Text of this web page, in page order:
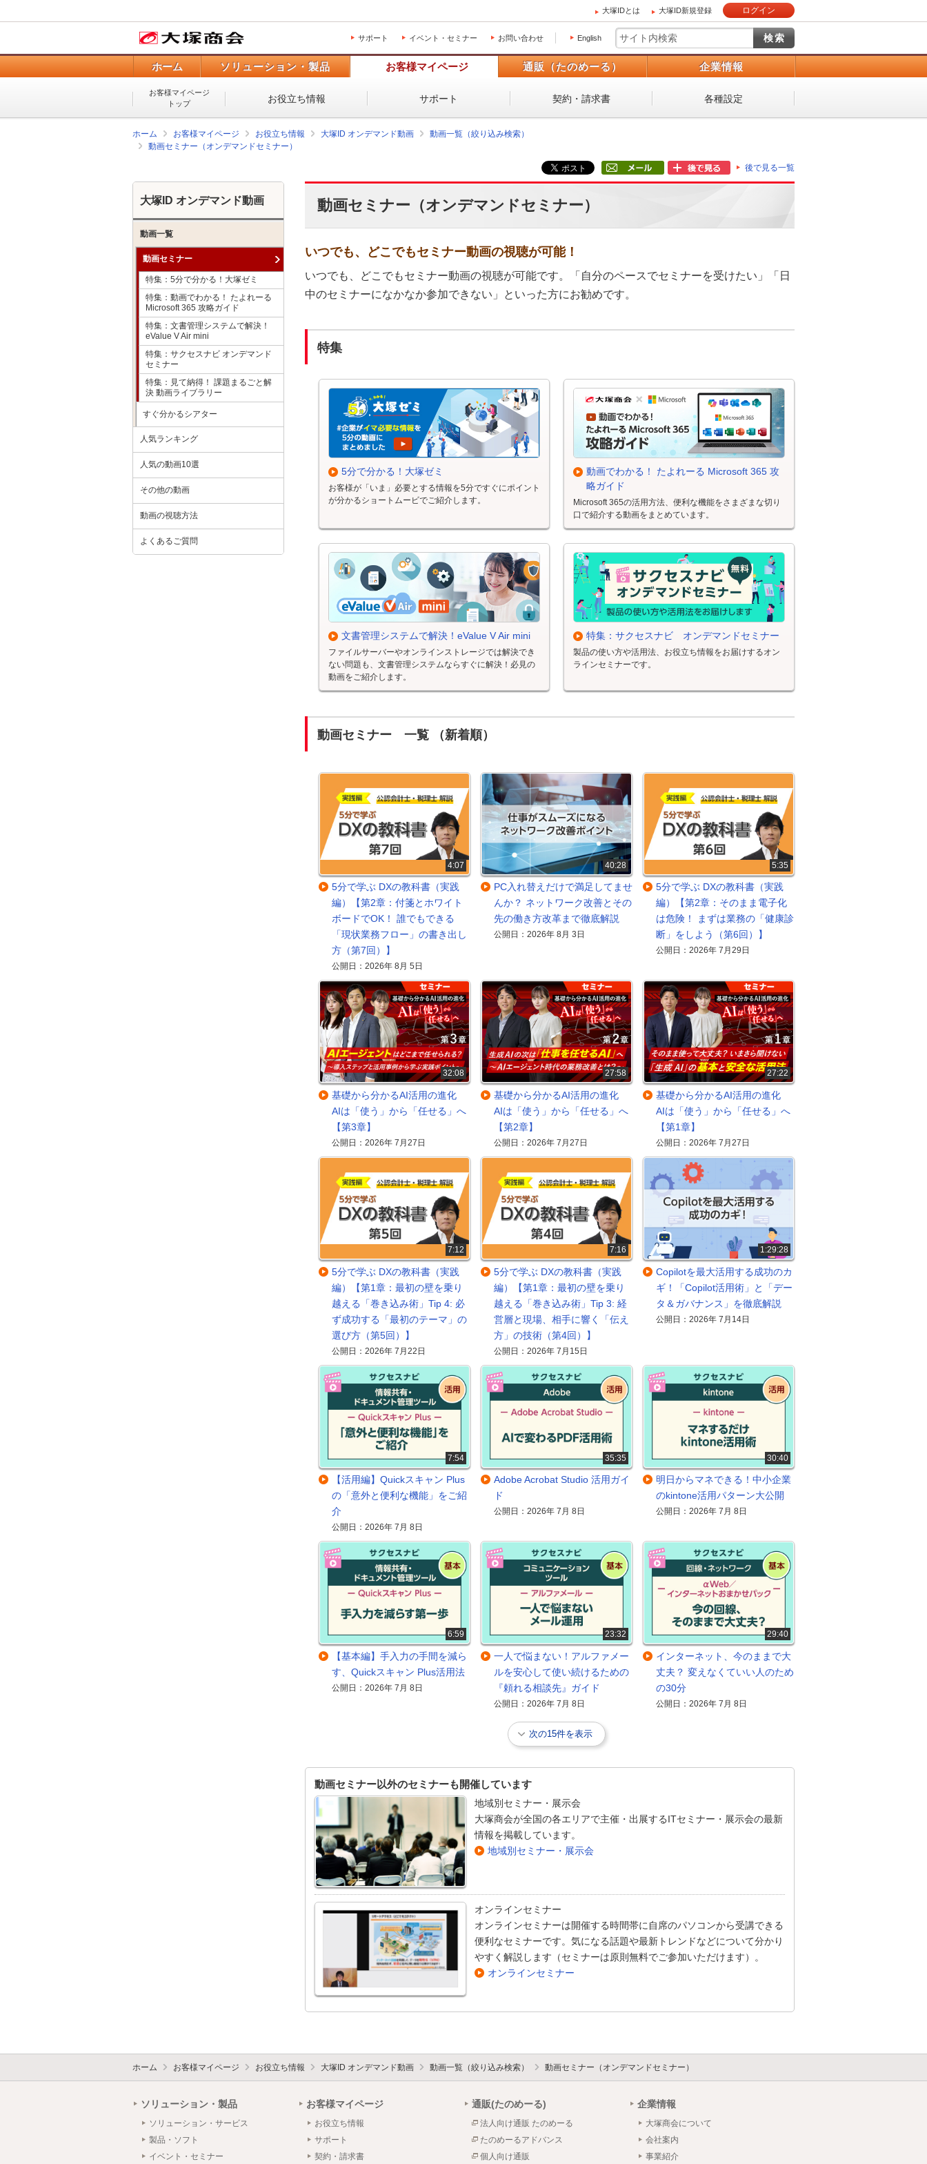
大塚IDとは 大塚ID新規登録 ログイン
サポート イベント・セミナー お問い合わせ English
ホーム ソリューション・製品 お客様マイページ 通販（たのめーる） 企業情報
お客様マイページ
トップ
お役立ち情報 サポート 契約・請求書 各種設定
ホーム お客様マイページ お役立ち情報 大塚ID オンデマンド動画
動画一覧（絞り込み検索）
動画セミナー（オンデマンドセミナー）
後で見る一覧
動画セミナー（オンデマンドセミナー）
いつでも、どこでもセミナー動画の視聴が可能！
いつでも、どこでもセミナー動画の視聴が可能です。「自分のペースでセミナーを受けたい」「日
中のセミナーになかなか参加できない」といった方にお勧めです。
特集
5分で分かる！大塚ゼミ
お客様が「いま」必要とする情報を5分ですぐにポイント
が分かるショートムービでご紹介します。
動画でわかる！ たよれーる Microsoft 365 攻
略ガイド
Microsoft 365の活用方法、便利な機能をさまざまな切り
口で紹介する動画をまとめています。
文書管理システムで解決！eValue V Air mini
ファイルサーバーやオンラインストレージでは解決でき
ない問題も、文書管理システムならすぐに解決！必見の
動画をご紹介します。
特集：サクセスナビ オンデマンドセミナー
製品の使い方や活用法、お役立ち情報をお届けするオン
ラインセミナーです。
動画セミナー 一覧 （新着順）
4:07
5分で学ぶ DXの教科書（実践
編）【第2章：付箋とホワイト
ボードでOK！ 誰でもできる
「現状業務フロー」の書き出し
方（第7回）】
公開日：2026年 8月 5日
40:28
PC入れ替えだけで満足してませ
んか？ ネットワーク改善とその
先の働き方改革まで徹底解説
公開日：2026年 8月 3日
5:35
5分で学ぶ DXの教科書（実践
編）【第2章：そのまま電子化
は危険！ まずは業務の「健康診
断」をしよう（第6回）】
公開日：2026年 7月29日
32:08
基礎から分かるAI活用の進化
AIは「使う」から「任せる」へ
【第3章】
公開日：2026年 7月27日
27:58
基礎から分かるAI活用の進化
AIは「使う」から「任せる」へ
【第2章】
公開日：2026年 7月27日
27:22
基礎から分かるAI活用の進化
AIは「使う」から「任せる」へ
【第1章】
公開日：2026年 7月27日
7:12
5分で学ぶ DXの教科書（実践
編）【第1章：最初の壁を乗り
越える「巻き込み術」Tip 4: 必
ず成功する「最初のテーマ」の
選び方（第5回）】
公開日：2026年 7月22日
7:16
5分で学ぶ DXの教科書（実践
編）【第1章：最初の壁を乗り
越える「巻き込み術」Tip 3: 経
営層と現場、相手に響く「伝え
方」の技術（第4回）】
公開日：2026年 7月15日
1:29:28
Copilotを最大活用する成功のカ
ギ！「Copilot活用術」と「デー
タ＆ガバナンス」を徹底解説
公開日：2026年 7月14日
7:54
【活用編】Quickスキャン Plus
の「意外と便利な機能」をご紹
介
公開日：2026年 7月 8日
35:35
Adobe Acrobat Studio 活用ガイ
ド
公開日：2026年 7月 8日
30:40
明日からマネできる！中小企業
のkintone活用パターン大公開
公開日：2026年 7月 8日
6:59
【基本編】手入力の手間を減ら
す、Quickスキャン Plus活用法
公開日：2026年 7月 8日
23:32
一人で悩まない！アルファメー
ルを安心して使い続けるための
『頼れる相談先』ガイド
公開日：2026年 7月 8日
29:40
インターネット、今のままで大
丈夫？ 変えなくていい人のため
の30分
公開日：2026年 7月 8日
次の15件を表示
動画セミナー以外のセミナーも開催しています
地域別セミナー・展示会
大塚商会が全国の各エリアで主催・出展するITセミナー・展示会の最新
情報を掲載しています。
地域別セミナー・展示会
オンラインセミナー
オンラインセミナーは開催する時間帯に自席のパソコンから受講できる
便利なセミナーです。気になる話題や最新トレンドなどについて分かり
やすく解説します（セミナーは原則無料でご参加いただけます）。
オンラインセミナー
大塚ID オンデマンド動画
動画一覧
動画セミナー
特集：5分で分かる！大塚ゼミ
特集：動画でわかる！ たよれーる
Microsoft 365 攻略ガイド
特集：文書管理システムで解決！
eValue V Air mini
特集：サクセスナビ オンデマンド
セミナー
特集：見て納得！ 課題まるごと解
決 動画ライブラリー
すぐ分かるシアター
人気ランキング
人気の動画10選
その他の動画
動画の視聴方法
よくあるご質問
ホーム お客様マイページ お役立ち情報 大塚ID オンデマンド動画 動画一覧（絞り込み検索） 動画セミナー（オンデマンドセミナー）
ソリューション・製品
ソリューション・サービス
製品・ソフト
イベント・セミナー
お客様マイページ
お役立ち情報
サポート
契約・請求書
通販(たのめーる)
法人向け通販 たのめーる
たのめーるアドバンス
個人向け通販
企業情報
大塚商会について
会社案内
事業紹介